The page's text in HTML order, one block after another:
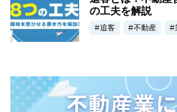
の工夫を解説
追客 不動産